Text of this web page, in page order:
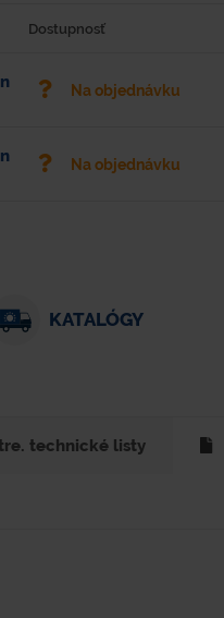
Dostupnosť
Na objednávku
Na objednávku
KATALÓGY
technické listy